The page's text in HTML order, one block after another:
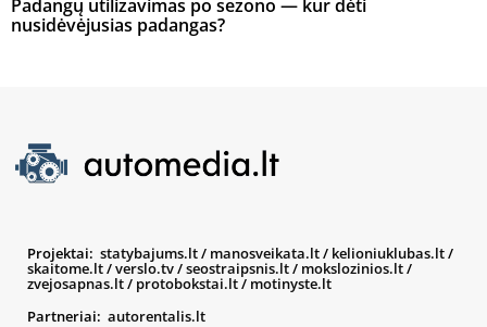
Padangų utilizavimas po sezono — kur dėti
nusidėvėjusias padangas?
Projektai: statybajums.lt/ manosveikata.lt/ kelioniuklubas.lt/
skaitome.lt/verslo.tv/seostraipsnis.lt/ mokslozinios.lt/
zvejosapnas.lt/ protobokstai.lt/ motinyste.lt
Partneriai: autorentalis.lt